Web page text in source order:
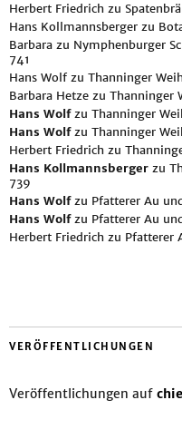
Herbert Friedrich zu
Hans Kollmannsberger zu
Barbara zu Nymphenburger
741
Hans Wolf zu Thanninger
Barbara Hetze zu Thanninger
Hans Wolfzu Thanninger
Hans Wolfzu Thanninger
Herbert Friedrich zu
Hans Kollmannsberger zu
739
Hans Wolfzu Pfatterer Au
Hans Wolfzu Pfatterer Au
Herbert Friedrich zu Pfatterer
VERÖFFENTLICHUNGEN
Veröffentlichungen auf